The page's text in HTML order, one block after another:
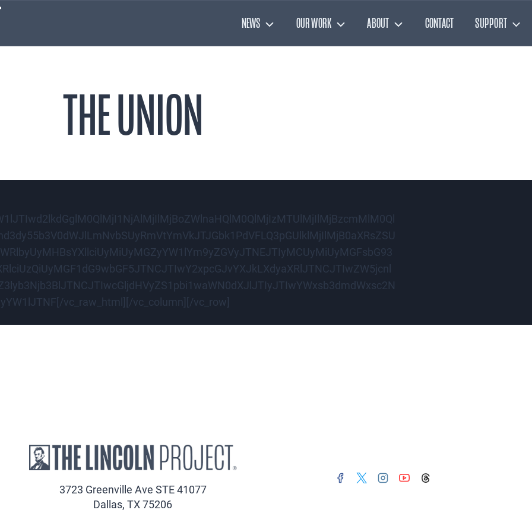
NEWS OUR WORK ABOUT CONTACT SUPPORT
THE UNION
vc_raw_html][/vc_column][/vc_row]
3723 Greenville Ave STE 41077
Dallas, TX 75206